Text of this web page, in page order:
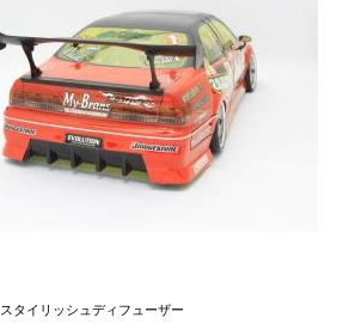
スタイリッシュディフューザー